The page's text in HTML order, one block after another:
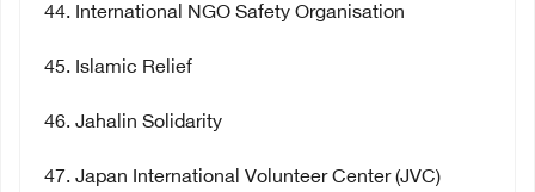
44. International NGO Safety Organisation
45. Islamic Relief
46. Jahalin Solidarity
47. Japan International Volunteer Center (JVC)